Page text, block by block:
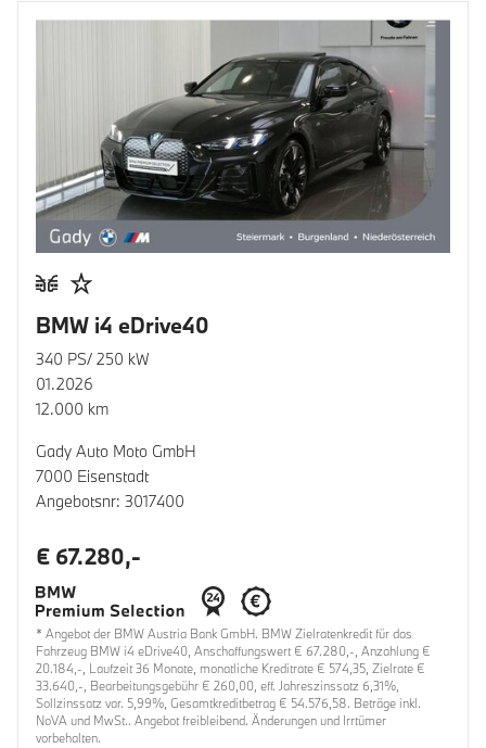
BMW i4 eDrive40
340 PS/ 250 kW
01.2026
12.000 km
Gady Auto Moto GmbH
7000 Eisenstadt
Angebotsnr: 3017400
€ 67.280,-
* Angebot der BMW Austria Bank GmbH. BMW Zielratenkredit für das
Fahrzeug BMW i4 eDrive40, Anschaffungswert € 67.280,-, Anzahlung €
20.184,-, Laufzeit 36 Monate, monatliche Kreditrate € 574,35, Zielrate €
33.640,-, Bearbeitungsgebühr € 260,00, eff. Jahreszinssatz 6,31%,
Sollzinssatz var. 5,99%, Gesamtkreditbetrag € 54.576,58. Beträge inkl.
NoVA und MwSt.. Angebot freibleibend. Änderungen und Irrtümer
vorbehalten.